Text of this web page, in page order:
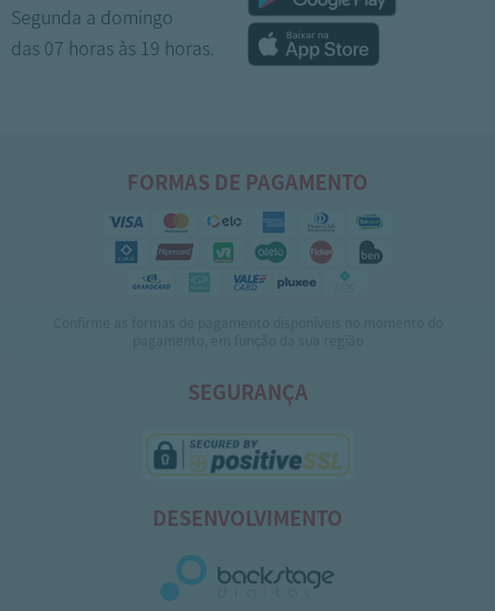
Segunda a domingo
das 07 horas às 19 horas.
FORMAS DE PAGAMENTO
SEGURANÇA
DESENVOLVIMENTO